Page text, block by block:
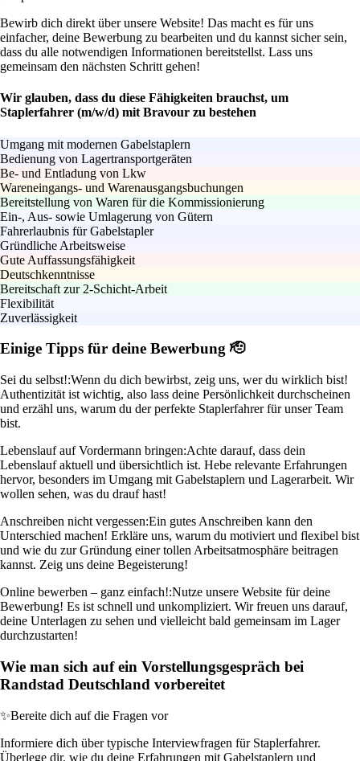
Bewirb dich direkt über unsere Website! Das macht es für uns
einfacher, deine Bewerbung zu bearbeiten und du kannst sicher sein,
dass du alle notwendigen Informationen bereitstellst. Lass uns
gemeinsam den nächsten Schritt gehen!
Wir glauben, dass du diese Fähigkeiten brauchst, um
Staplerfahrer (m/w/d) mit Bravour zu bestehen
Umgang mit modernen Gabelstaplern
Bedienung von Lagertransportgeräten
Be- und Entladung von Lkw
Wareneingangs- und Warenausgangsbuchungen
Bereitstellung von Waren für die Kommissionierung
Ein-, Aus- sowie Umlagerung von Gütern
Fahrerlaubnis für Gabelstapler
Gründliche Arbeitsweise
Gute Auffassungsfähigkeit
Deutschkenntnisse
Bereitschaft zur 2-Schicht-Arbeit
Flexibilität
Zuverlässigkeit
Einige Tipps für deine Bewerbung 🫡
Sei du selbst!:Wenn du dich bewirbst, zeig uns, wer du wirklich bist!
Authentizität ist wichtig, also lass deine Persönlichkeit durchscheinen
und erzähl uns, warum du der perfekte Staplerfahrer für unser Team
bist.
Lebenslauf auf Vordermann bringen:Achte darauf, dass dein
Lebenslauf aktuell und übersichtlich ist. Hebe relevante Erfahrungen
hervor, besonders im Umgang mit Gabelstaplern und Lagerarbeit. Wir
wollen sehen, was du drauf hast!
Anschreiben nicht vergessen:Ein gutes Anschreiben kann den
Unterschied machen! Erkläre uns, warum du motiviert und flexibel bist
und wie du zur Gründung einer tollen Arbeitsatmosphäre beitragen
kannst. Zeig uns deine Begeisterung!
Online bewerben – ganz einfach!:Nutze unsere Website für deine
Bewerbung! Es ist schnell und unkompliziert. Wir freuen uns darauf,
deine Unterlagen zu sehen und vielleicht bald gemeinsam im Lager
durchzustarten!
Wie man sich auf ein Vorstellungsgespräch bei
Randstad Deutschland vorbereitet
✨Bereite dich auf die Fragen vor
Informiere dich über typische Interviewfragen für Staplerfahrer.
Überlege dir, wie du deine Erfahrungen mit Gabelstaplern und